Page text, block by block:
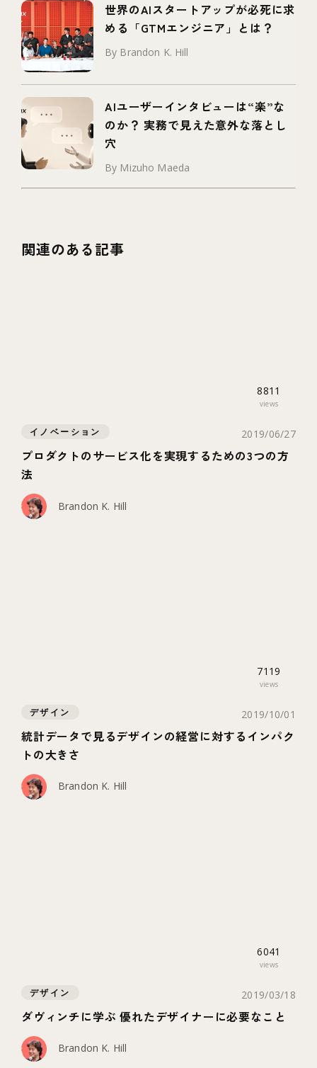
世界のAIスタートアップが必死に求
める「GTMエンジニア」とは？
By Brandon K. Hill
AIユーザーインタビューは“楽”な
のか？ 実務で見えた意外な落とし
穴
By Mizuho Maeda
関連のある記事
8811
views
イノベーション 2019/06/27
プロダクトのサービス化を実現するための3つの方
法
Brandon K. Hill
7119
views
デザイン 2019/10/01
統計データで見るデザインの経営に対するインパク
トの大きさ
Brandon K. Hill
6041
views
デザイン 2019/03/18
ダヴィンチに学ぶ 優れたデザイナーに必要なこと
Brandon K. Hill